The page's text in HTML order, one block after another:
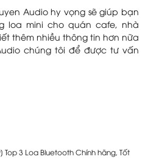
Audio hy vọng sẽ giúp bạn
loa mini cho quán cafe, nhà
thêm nhiều thông tin hơn nữa
chúng tôi để được tư vấn
Top 3 Loa Bluetooth Chính hãng, Tốt